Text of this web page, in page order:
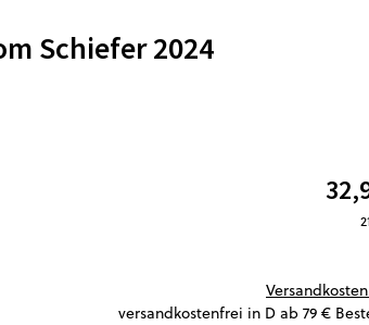
Schiefer 2024
Versandkosten
versandkostenfrei in D ab 79 €